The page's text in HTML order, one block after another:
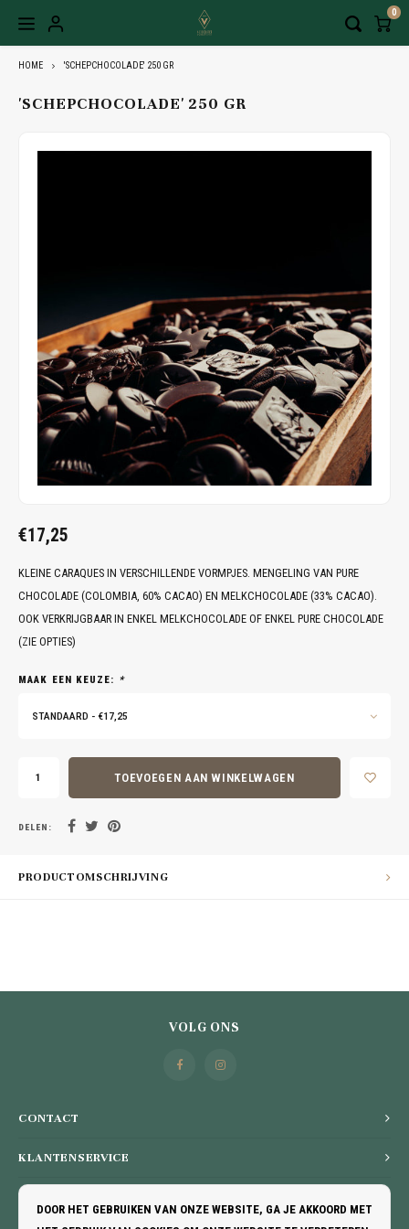
0
HOME 'SCHEPCHOCOLADE' 250 GR
'SCHEPCHOCOLADE' 250 GR
€17,25
KLEINE CARAQUES IN VERSCHILLENDE VORMPJES. MENGELING VAN PURE
CHOCOLADE (COLOMBIA, 60% CACAO) EN MELKCHOCOLADE (33% CACAO).
OOK VERKRIJGBAAR IN ENKEL MELKCHOCOLADE OF ENKEL PURE CHOCOLADE
(ZIE OPTIES)
MAAK EEN KEUZE: *
STANDAARD - €17,25
TOEVOEGEN AAN WINKELWAGEN
DELEN:
PRODUCTOMSCHRIJVING
CONTACT
VOLG ONS
KLANTENSERVICE
MIJN ACCOUNT
DOOR HET GEBRUIKEN VAN ONZE WEBSITE, GA JE AKKOORD MET